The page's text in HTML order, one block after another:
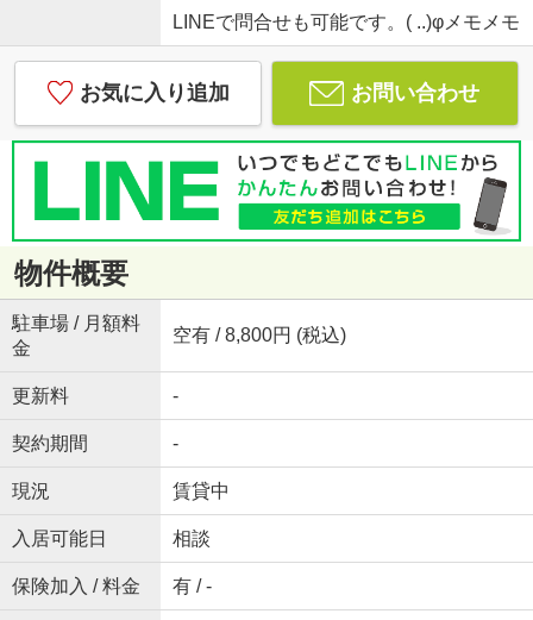
LINEで問合せも可能です。( ..)φメモメモ
お気に入り追加 お問い合わせ
物件概要
駐車場 / 月額料
金
空有 / 8,800円 (税込)
更新料 -
契約期間 -
現況 賃貸中
入居可能日 相談
保険加入 / 料金 有 / -